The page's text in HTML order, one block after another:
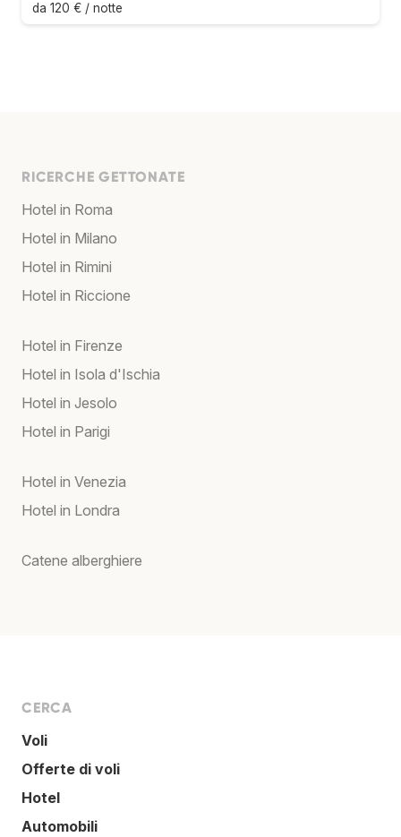
da 120 € / notte
RICERCHE GETTONATE
Hotel in Roma
Hotel in Milano
Hotel in Rimini
Hotel in Riccione
Hotel in Firenze
Hotel in Isola d'Ischia
Hotel in Jesolo
Hotel in Parigi
Hotel in Venezia
Hotel in Londra
Catene alberghiere
CERCA
Voli
Offerte di voli
Hotel
Automobili